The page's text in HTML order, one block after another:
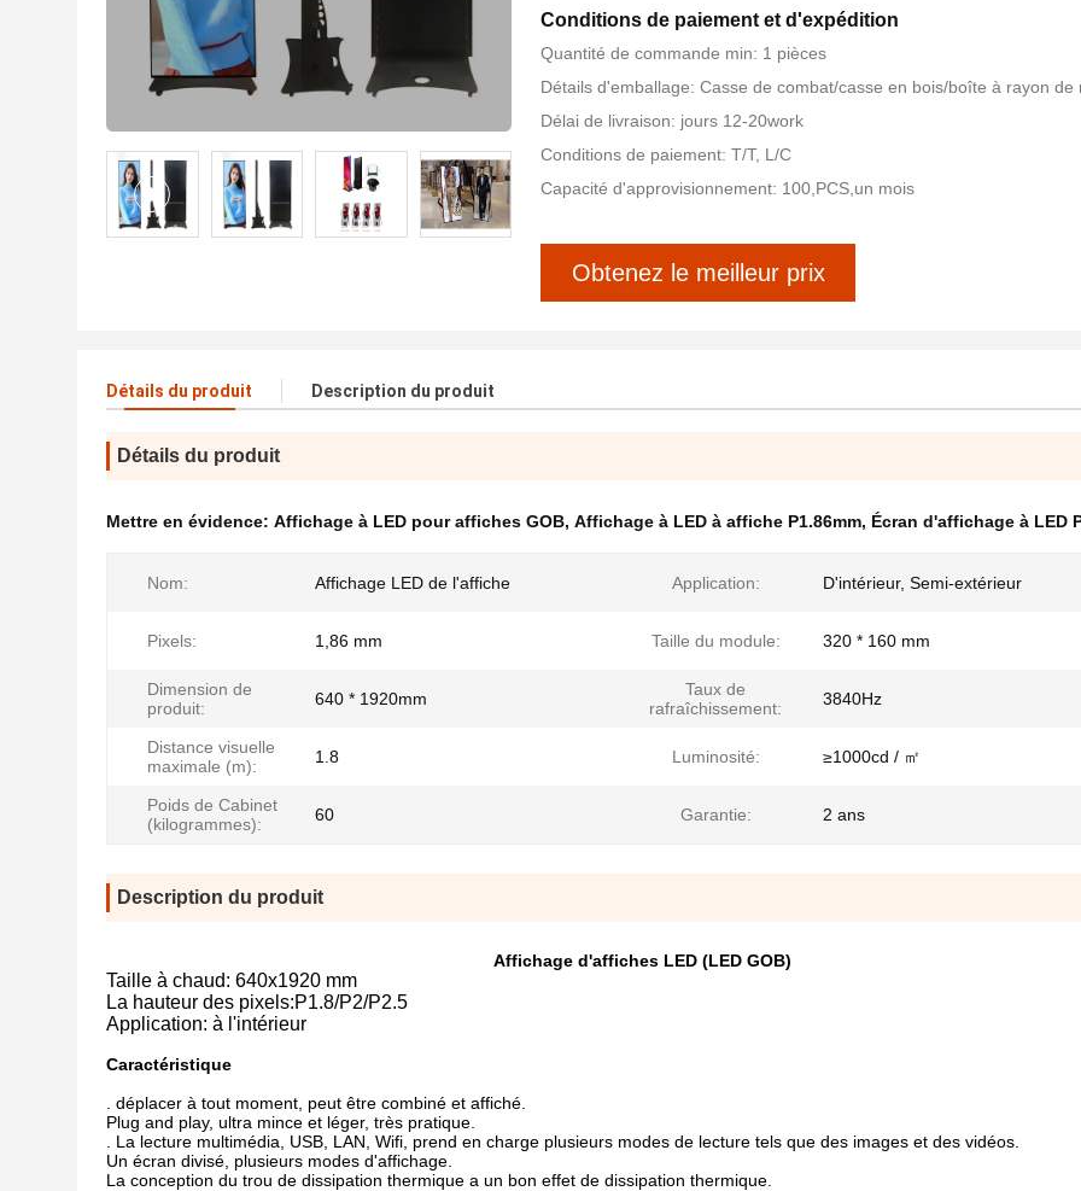
Conditions de paiement et d'expédition
Quantité de commande min: 1 pièces
Détails d'emballage: Casse de combat/casse en bois/boîte à rayon de
Délai de livraison: jours 12-20work
Conditions de paiement: T/T, L/C
Capacité d'approvisionnement: 100,PCS,un mois
Obtenez le meilleur prix
Détails du produit Description du produit
Détails du produit
Mettre en évidence: Affichage à LED pour affiches GOB, Affichage à LED à affiche P1.86mm, Écran d'affichage à LED
Nom: Affichage LED de l'affiche Application: D'intérieur, Semi-extérieur
Pixels: 1,86 mm Taille du module: 320 * 160 mm
Dimension de
produit:
640 * 1920mm
Taux de
rafraîchissement:
3840Hz
Distance visuelle
maximale (m):
1.8 Luminosité: ≥1000cd / ㎡
Poids de Cabinet
(kilogrammes):
60 Garantie: 2 ans
Description du produit
Affichage d'affiches LED (LED GOB)
Taille à chaud: 640x1920 mm
La hauteur des pixels:P1.8/P2/P2.5
Application: à l'intérieur
Caractéristique
. déplacer à tout moment, peut être combiné et affiché.
Plug and play, ultra mince et léger, très pratique.
. La lecture multimédia, USB, LAN, Wifi, prend en charge plusieurs modes de lecture tels que des images et des vidéos.
Un écran divisé, plusieurs modes d'affichage.
La conception du trou de dissipation thermique a un bon effet de dissipation thermique.